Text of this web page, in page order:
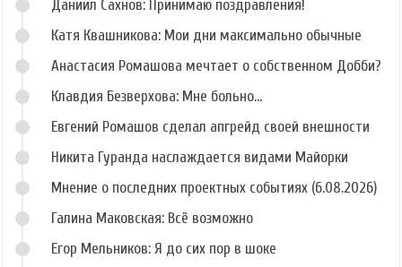
Даниил Сахнов: Принимаю поздравления!
Катя Квашникова: Мои дни максимально обычные
Анастасия Ромашова мечтает о собственном Добби?
Клавдия Безверхова: Мне больно...
Евгений Ромашов сделал апгрейд своей внешности
Никита Гуранда наслаждается видами Майорки
Мнение о последних проектных событиях (6.08.2026)
Галина Маковская: Всё возможно
Егор Мельников: Я до сих пор в шоке